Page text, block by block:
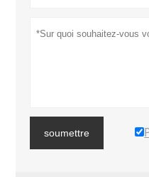
soumettre